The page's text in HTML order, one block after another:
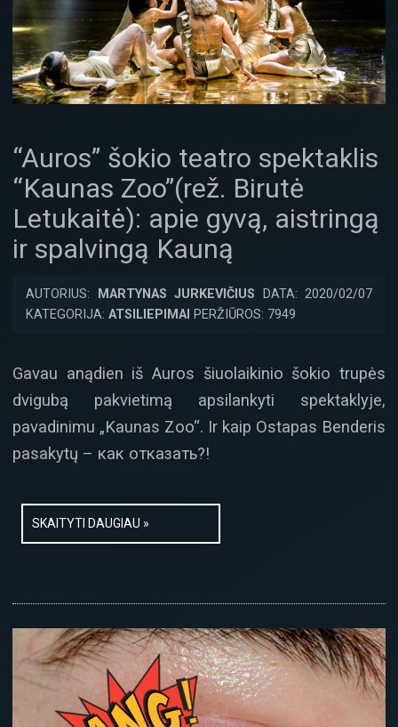
“Auros” šokio teatro spektaklis
“Kaunas Zoo”(rež. Birutė
Letukaitė): apie gyvą, aistringą
ir spalvingą Kauną
AUTORIUS: MARTYNAS JURKEVIČIUS DATA: 2020/02/07
KATEGORIJA: ATSILIEPIMAI PERŽIŪROS: 7949
Gavau anądien iš Auros šiuolaikinio šokio trupės
dvigubą pakvietimą apsilankyti spektaklyje,
pavadinimu „Kaunas Zoo“. Ir kaip Ostapas Benderis
pasakytų – как отказать?!
SKAITYTI DAUGIAU »